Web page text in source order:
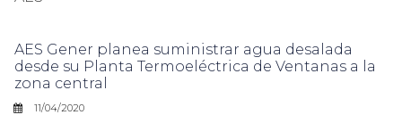
AES Gener planea suministrar agua desalada
desde su Planta Termoeléctrica de Ventanas a la
zona central
11/04/2020